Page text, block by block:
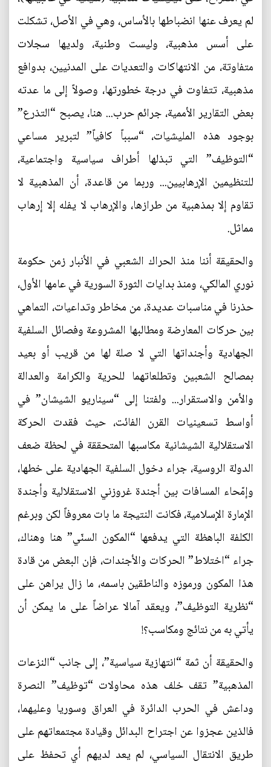
لم يعرف عنها انضباطها بالأساس، وهي في الأصل، تشكلت
على أسس مذهبية، وليست وطنية، ولديها سجلات
متفاوتة، من الانتهاكات والتعديات على المدنيين، بدوافع
مذهبية، تتفاوت في درجة خطورتها، وصولاً إلى ما عدته
بعض التقارير الأممية، جرائم حرب... هنا، يصبح “التذرع”
بوجود هذه المليشيات، “سبباً كافياً” لتبرير مساعي
“التوظيف” التي تبذلها أطراف سياسية واجتماعية،
للتنظيمين الإرهابيين... وربما من قاعدة، أن المذهبية لا
تقاوم إلا بمذهبية من طرازها، والإرهاب لا يفله إلا إرهاب
مماثل.
والحقيقة أننا منذ الحراك الشعبي في الأنبار زمن حكومة
نوري المالكي، ومنذ بدايات الثورة السورية في عامها الأول،
حذرنا في مناسبات عديدة، من مخاطر وتداعيات، التماهي
بين حركات المعارضة ومطالبها المشروعة وفصائل السلفية
الجهادية وأجنداتها التي لا صلة لها من قريب أو بعيد
بمصالح الشعبين وتطلعاتهما للحرية والكرامة والعدالة
والأمن والاستقرار... ولفتنا إلى “سيناريو الشيشان” في
أواسط تسعينيات القرن الفائت، حيث فقدت الحركة
الاستقلالية الشيشانية مكاسبها المتحققة في لحظة ضعف
الدولة الروسية، جراء دخول السلفية الجهادية على خطها،
وإمّحاء المسافات بين أجندة غروزني الاستقلالية وأجندة
الإمارة الإسلامية، فكانت النتيجة ما بات معروفاً لكن وبرغم
الكلفة الباهظة التي يدفعها “المكون السنّي” هنا وهناك،
جراء “اختلاط” الحركات والأجندات، فإن البعض من قادة
هذا المكون ورموزه والناطقين باسمه، ما زال يراهن على
“نظرية التوظيف”، ويعقد آمالا عراضاً على ما يمكن أن
يأتي به من نتائج ومكاسب؟!
والحقيقة أن ثمة “انتهازية سياسية”، إلى جانب “النزعات
المذهبية” تقف خلف هذه محاولات “توظيف” النصرة
وداعش في الحرب الدائرة في العراق وسوريا وعليهما،
فالذين عجزوا عن اجتراح البدائل وقيادة مجتمعاتهم على
طريق الانتقال السياسي، لم يعد لديهم أي تحفظ على